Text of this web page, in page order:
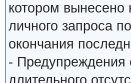
котором вынесено
личного запроса
окончания
- Предупреждения
длительного